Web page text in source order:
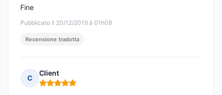
Pubblicato il 20/12/2019 à 01h08
Fine
Recensione tradotta
C
Client
Nota: 5 su 5